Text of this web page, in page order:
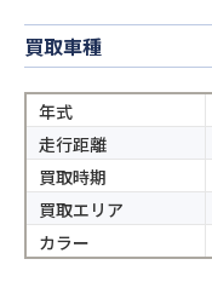
買取車種
年式
走行距離
買取時期
買取エリア
カラー